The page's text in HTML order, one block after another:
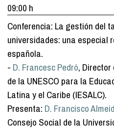
09:00 h
Conferencia: La gestión del
universidades: una especial
española.
- D. Francesc Pedró,
de la UNESCO para la
Latina y el Caribe (IESALC).
Presenta: D. Francisco
Consejo Social de la